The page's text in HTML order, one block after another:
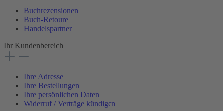
Buchrezensionen
Buch-Retoure
Handelspartner
Ihr Kundenbereich
Ihre Adresse
Ihre Bestellungen
Ihre persönlichen Daten
Widerruf / Verträge kündigen